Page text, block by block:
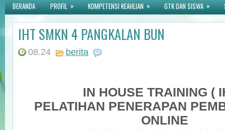
BERANDA PROFIL » KOMPETENSI KEAHLIAN » GTK DAN SISWA »
IHT SMKN 4 PANGKALAN BUN
08.24 berita
IN HOUSE TRAINING (
PELATIHAN PENERAPAN
ONLINE